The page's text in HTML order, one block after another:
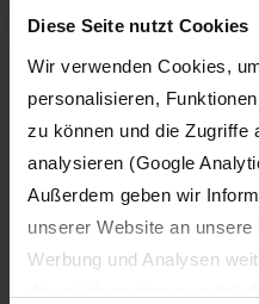
Diese Seite nutzt Cookies
Wir verwenden Cookies,
personalisieren,
zu können und die Zugriffe
analysieren (Google
Außerdem geben wir
unserer Website an
Werbung und Analysen